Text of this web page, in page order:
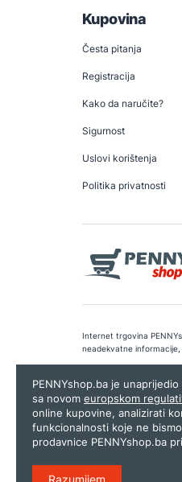
Kupovina
Česta pitanja
Registracija
Kako da naručite?
Sigurnost
Uslovi korištenja
Politika privatnosti
Internet trgovina
neadekvatne
Copyright © 2026.
PENNYshop.ba je
sa novom europskom
online kupovine, analizirati
funkcionalnosti koje ne
prodavnice PENNYshop.ba
Razumijem